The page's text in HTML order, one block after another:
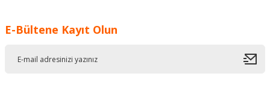
Ürün resmi kalitesiz, bozuk veya görüntülenemiyor.
E-Bültene Kayıt Olun